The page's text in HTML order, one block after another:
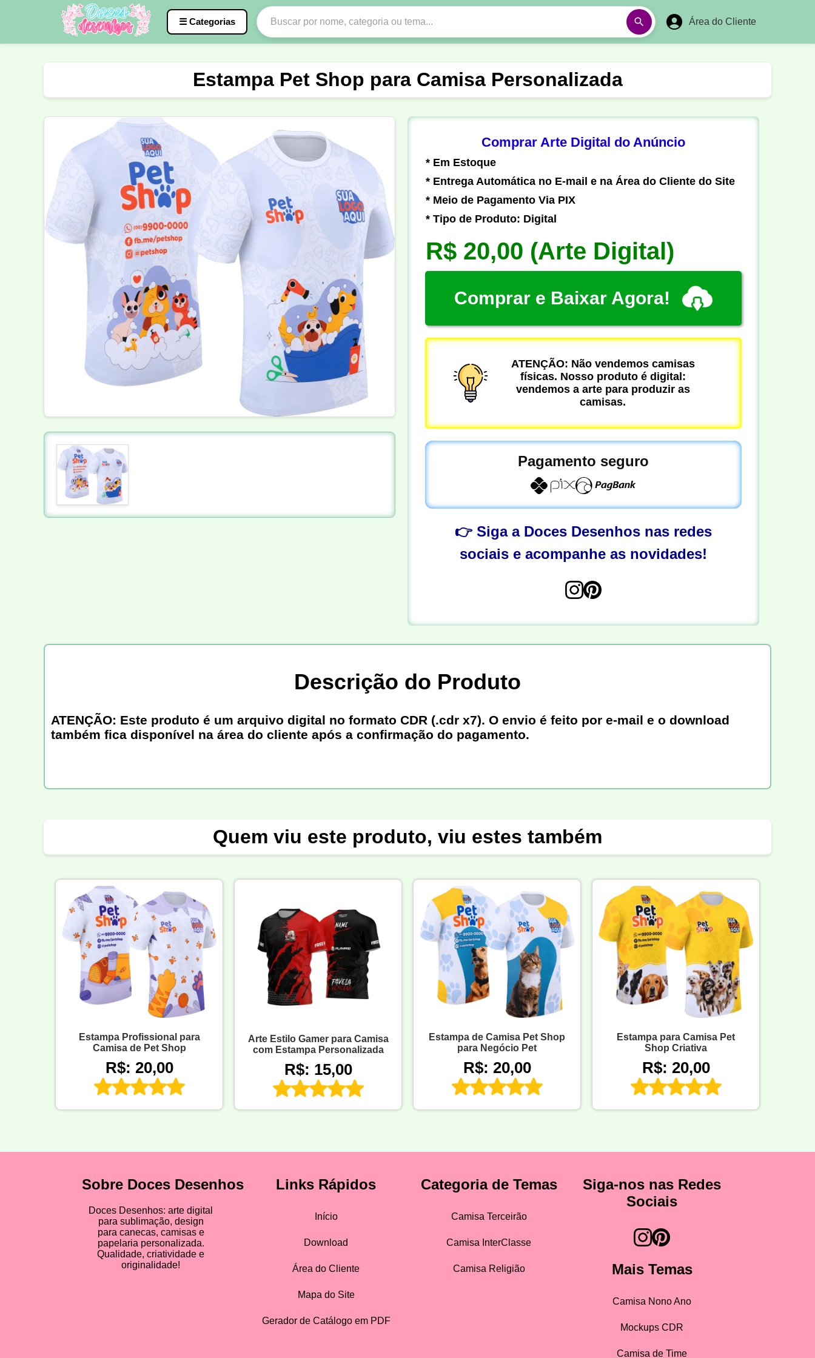
☰ Categorias Área do Cliente
Carnaval Natal Natalina Agro Católica Vôlei Futebol Amador Pesca
Motocross Ciclismo Biologia Geografia História Matemática
Língua Portuguesa
Estampa Pet Shop para Camisa Personalizada
Comprar Arte Digital do Anúncio
* Em Estoque
* Entrega Automática no E-mail e na Área do Cliente do Site
* Meio de Pagamento Via PIX
* Tipo de Produto: Digital
R$ 20,00 (Arte Digital)
Comprar e Baixar Agora!
ATENÇÃO: Não vendemos camisas
físicas. Nosso produto é digital:
vendemos a arte para produzir as
camisas.
Pagamento seguro
👉 Siga a Doces Desenhos nas redes
sociais e acompanhe as novidades!
Descrição do Produto
ATENÇÃO: Este produto é um arquivo digital no formato CDR (.cdr x7). O envio é feito por e-mail e o download
também fica disponível na área do cliente após a confirmação do pagamento.
Quem viu este produto, viu estes também
Estampa Profissional para
Camisa de Pet Shop
R$: 20,00
Arte Estilo Gamer para Camisa
com Estampa Personalizada
R$: 15,00
Estampa de Camisa Pet Shop
para Negócio Pet
R$: 20,00
Estampa para Camisa Pet
Shop Criativa
R$: 20,00
Sobre Doces Desenhos
Doces Desenhos: arte digital
para sublimação, design
para canecas, camisas e
papelaria personalizada.
Qualidade, criatividade e
originalidade!
Links Rápidos
Início
Download
Área do Cliente
Mapa do Site
Gerador de Catálogo em PDF
Categoria de Temas
Camisa Terceirão
Camisa InterClasse
Camisa Religião
Siga-nos nas Redes
Sociais
Mais Temas
Camisa Nono Ano
Mockups CDR
Camisa de Time